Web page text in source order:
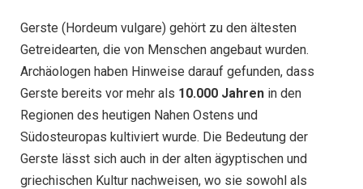
Gerste (Hordeum vulgare) gehört zu den ältesten
Getreidearten, die von Menschen angebaut wurden.
Archäologen haben Hinweise darauf gefunden, dass
Gerste bereits vor mehr als 10.000 Jahren in den
Regionen des heutigen Nahen Ostens und
Südosteuropas kultiviert wurde. Die Bedeutung der
Gerste lässt sich auch in der alten ägyptischen und
griechischen Kultur nachweisen, wo sie sowohl als